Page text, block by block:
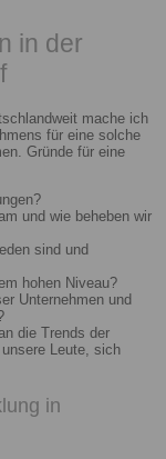
in der
mache ich
für eine solche
Gründe für eine
und wie beheben wir
sind und
hohen Niveau?
Unternehmen und
die Trends der
Leute, sich
in